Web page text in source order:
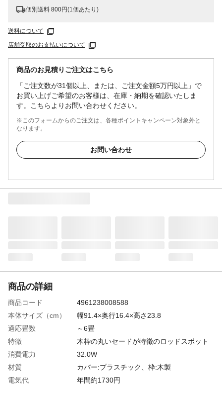
個別送料 800円(1個あたり)
送料について
店舗受取のお支払いについて
商品のお見積りご注文はこちら
「ご注文数が31個以上、または、ご注文金額5万円以上」で
お買い上げご希望のお客様は、在庫・納期を確認いたしま
す。こちらよりお問い合わせください。
※このフォームからのご注文は、各種ポイントキャンペーン対象外と
なります。
お問い合わせ
商品の詳細
商品コード
4961238008588
本体サイズ（cm）
幅91.4×奥行16.4×高さ23.8
適応畳数
～6畳
特徴
木枠の丸いセードが特徴のロッドスポット
消費電力
32.0W
材質
カバー:プラスチック、枠:木製
電気代
年間約1730円